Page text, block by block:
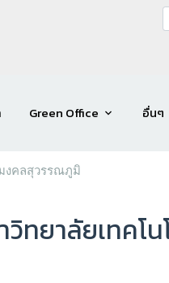
Green Office อื่นๆ
งคลสุวรรณภูมิ
ทยาลัยเทคโน